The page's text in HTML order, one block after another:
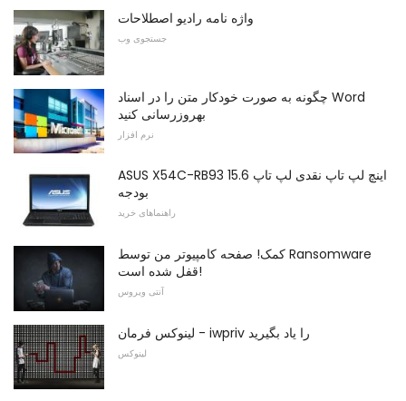
واژه نامه رادیو اصطلاحات
جستجوی وب
چگونه به صورت خودکار متن را در اسناد Word
بهروزرسانی کنید
نرم افزار
ASUS X54C-RB93 15.6 اینچ لپ تاپ نقدی لپ تاپ
بودجه
راهنماهای خرید
کمک! صفحه کامپیوتر من توسط Ransomware
قفل شده است!
آنتی ویروس
لینوکس فرمان - iwpriv را یاد بگیرید
لینوکس